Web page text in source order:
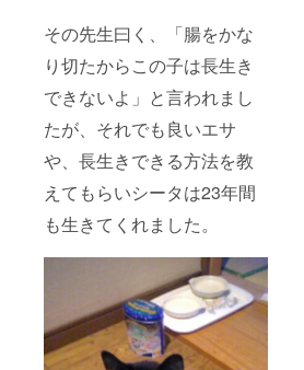
その先生曰く、「腸をかな
り切たからこの子は長生き
できないよ」と言われまし
たが、それでも良いエサ
や、長生きできる方法を教
えてもらいシータは23年間
も生きてくれました。